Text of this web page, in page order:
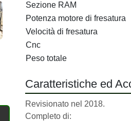
Sezione RAM
Potenza motore di fresatura
Velocità di fresatura
Cnc
Peso totale
Caratteristiche ed
Revisionato nel 2018.
Completo di: